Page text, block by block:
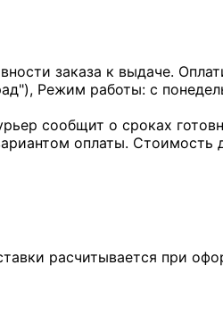
заказа к выдаче.
Режим работы: с
сообщит о сроках
оплаты. Стоимость
расчитывается при